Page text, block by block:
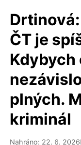
ČT je
plných.
kriminál
Nahráno: 22. 6. 2026